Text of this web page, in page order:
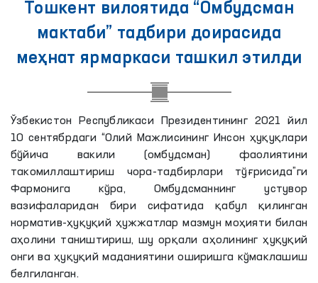
Тошкент вилоятида “Омбудсман
мактаби” тадбири доирасида
меҳнат ярмаркаси ташкил этилди
Ўзбекистон Республикаси Президентининг 2021 йил
10 сентябрдаги “Олий Мажлисининг Инсон ҳуқуқлари
бўйича вакили (омбудсман) фаолиятини
такомиллаштириш чора-тадбирлари тўғрисида”ги
Фармонига кўра, Омбудсманнинг устувор
вазифаларидан бири сифатида қабул қилинган
норматив-ҳуқуқий ҳужжатлар мазмун моҳияти билан
аҳолини таништириш, шу орқали аҳолининг ҳуқуқий
онги ва ҳуқуқий маданиятини оширишга кўмаклашиш
белгиланган.